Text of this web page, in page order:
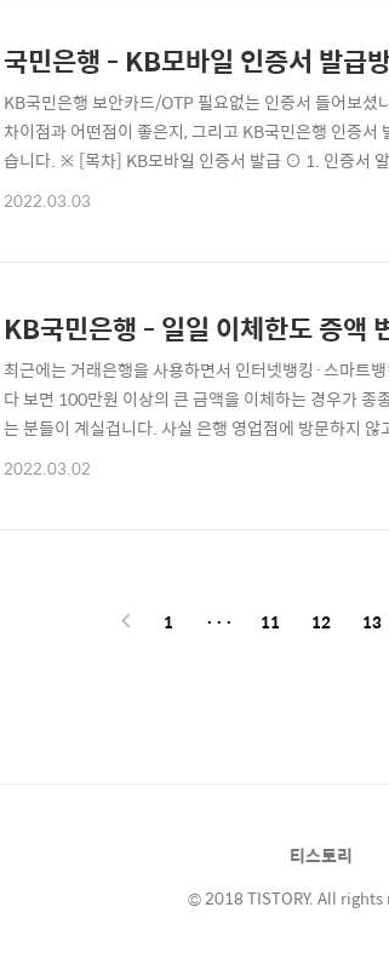
국민은행 - KB모바일 인증서 발급
KB국민은행 보안카드/OTP 필요없는 인증서 들어보
차이점과 어떤점이 좋은지, 그리고 KB국민은행 인증
습니다. ※ [목차] KB모바일 인증서 발급 ⊙ 1. 인증
주 찾는 서비스/문제해결 [바로가기] ☜ KB모바일인증
2022.03.03
KB국민은행 - 일일 이체한도 증액
최근에는 거래은행을 사용하면서 인터넷뱅킹·스마트
다 보면 100만원 이상의 큰 금액을 이체하는 경우가 종
는 분들이 계실겁니다. 사실 은행 영업점에 방문하지
방법에 대하여 알아보도록 하겠습니다. ※ [목차] KB
2022.03.02
1 ··· 11 12 13
티스토리
© 2018 TISTORY. All rights